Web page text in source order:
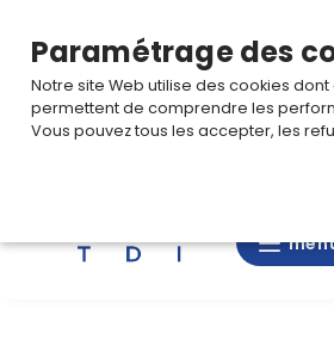
Paramétrage des
Notre site Web utilise des cookies
permettent de comprendre les
Vous pouvez tous les accepter, les